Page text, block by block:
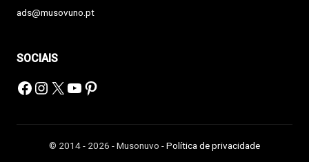
ads@musovuno.pt
SOCIAIS
Facebook
Instagram
X YouTube
Pinterest
© 2014 - 2026 - Musonuvo -Política de privacidade